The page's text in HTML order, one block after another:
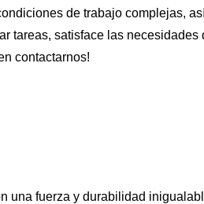
de trabajo complejas,
tareas, satisface las necesidades
contactarnos!
una fuerza y ​​durabilidad